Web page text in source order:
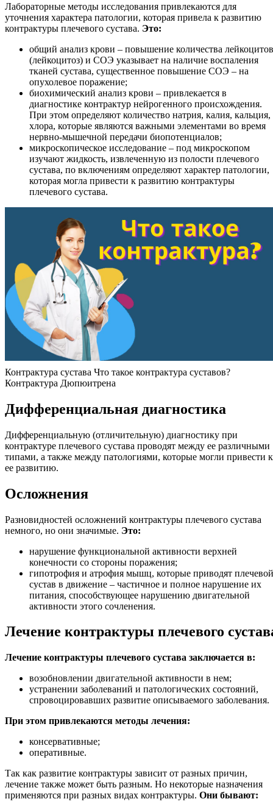
Лабораторные методы исследования привлекаются для
уточнения характера патологии, которая привела к развитию
контрактуры плечевого сустава. Это:
общий анализ крови – повышение количества лейкоцитов
(лейкоцитоз) и СОЭ указывает на наличие воспаления
тканей сустава, существенное повышение СОЭ – на
опухолевое поражение;
биохимический анализ крови – привлекается в
диагностике контрактур нейрогенного происхождения.
При этом определяют количество натрия, калия, кальция,
хлора, которые являются важными элементами во время
нервно-мышечной передачи биопотенциалов;
микроскопическое исследование – под микроскопом
изучают жидкость, извлеченную из полости плечевого
сустава, по включениям определяют характер патологии,
которая могла привести к развитию контрактуры
плечевого сустава.
Контрактура сустава Что такое контрактура суставов?
Контрактура Дюпюитрена
Дифференциальная диагностика
Дифференциальную (отличительную) диагностику при
контрактуре плечевого сустава проводят между ее различными
типами, а также между патологиями, которые могли привести к
ее развитию.
Осложнения
Разновидностей осложнений контрактуры плечевого сустава
немного, но они значимые. Это:
нарушение функциональной активности верхней
конечности со стороны поражения;
гипотрофия и атрофия мышц, которые приводят плечевой
сустав в движение – частичное и полное нарушение их
питания, способствующее нарушению двигательной
активности этого сочленения.
Лечение контрактуры плечевого
Лечение контрактуры плечевого сустава заключается в:
возобновлении двигательной активности в нем;
устранении заболеваний и патологических состояний,
спровоцировавших развитие описываемого заболевания.
При этом привлекаются методы лечения:
консервативные;
оперативные.
Так как развитие контрактуры зависит от разных причин,
лечение также может быть разным. Но некоторые назначения
применяются при разных видах контрактуры. Они бывают: